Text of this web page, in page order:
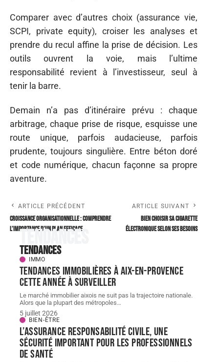
Comparer avec d’autres choix (assurance vie,
SCPI, private equity), croiser les analyses et
prendre du recul affine la prise de décision. Les
outils ouvrent la voie, mais l’ultime
responsabilité revient à l’investisseur, seul à
tenir la barre.
Demain n’a pas d’itinéraire prévu : chaque
arbitrage, chaque prise de risque, esquisse une
route unique, parfois audacieuse, parfois
prudente, toujours singulière. Entre béton doré
et code numérique, chacun façonne sa propre
aventure.
ARTICLE PRÉCÉDENT
Croissance organisationnelle : comprendre
l’importance d’un plan efficace
ARTICLE SUIVANT
Bien choisir sa cigarette
électronique selon ses besoins
Tendances
Tendances
IMMO
Tendances immobilières à Aix-en-Provence
cette année à surveiller
Le marché immobilier aixois ne suit pas la trajectoire nationale.
Alors que la plupart des métropoles…
5 juillet 2026
BIEN-ÊTRE
L’assurance responsabilité civile, une
sécurité important pour les professionnels
de santé